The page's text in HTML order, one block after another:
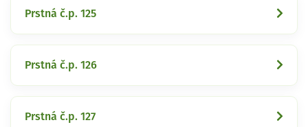
Prstná č.p. 125
Prstná č.p. 126
Prstná č.p. 127